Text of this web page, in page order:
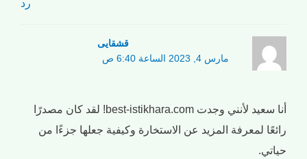
رد
قشقایی
مارس 4, 2023 الساعة 6:40 ص
أنا سعيد لأنني وجدت best-istikhara.com! لقد كان مصدرًا
رائعًا لمعرفة المزيد عن الاستخارة وكيفية جعلها جزءًا من
حياتي.